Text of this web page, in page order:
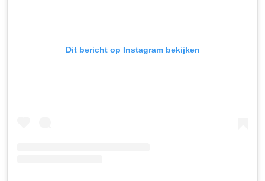
Dit bericht op Instagram bekijken